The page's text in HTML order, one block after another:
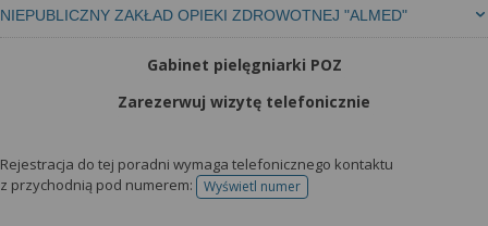
NIEPUBLICZNY ZAKŁAD OPIEKI ZDROWOTNEJ "ALMED"
Gabinet pielęgniarki POZ
Zarezerwuj wizytę telefonicznie
Rejestracja do tej poradni wymaga telefonicznego kontaktu
z przychodnią pod numerem:
Wyświetl numertelefonu do rejestracji